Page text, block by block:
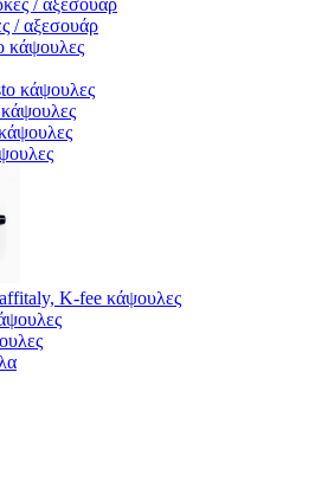
/ αξεσουάρ
κάψουλες
K-fee κάψουλες